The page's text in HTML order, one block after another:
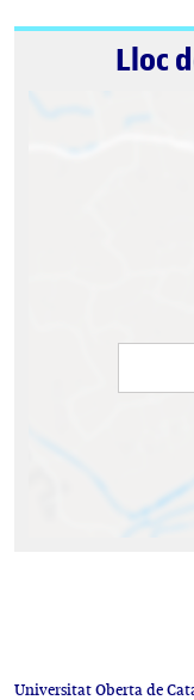
Lloc
Universitat Oberta de